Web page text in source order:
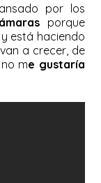
por los
porque
y está haciendo
a crecer, de
me gustaría